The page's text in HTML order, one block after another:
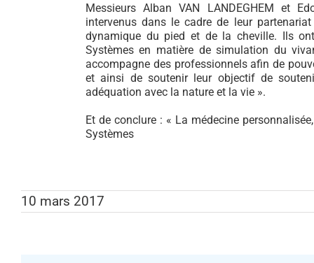
Messieurs Alban VAN LANDEGHEM et
intervenus dans le cadre de leur
dynamique du pied et de la cheville. Ils
Systèmes en matière de simulation du
accompagne des professionnels afin de
et ainsi de soutenir leur objectif de
adéquation avec la nature et la vie ».
Et de conclure : « La médecine
Systèmes
10 mars 2017